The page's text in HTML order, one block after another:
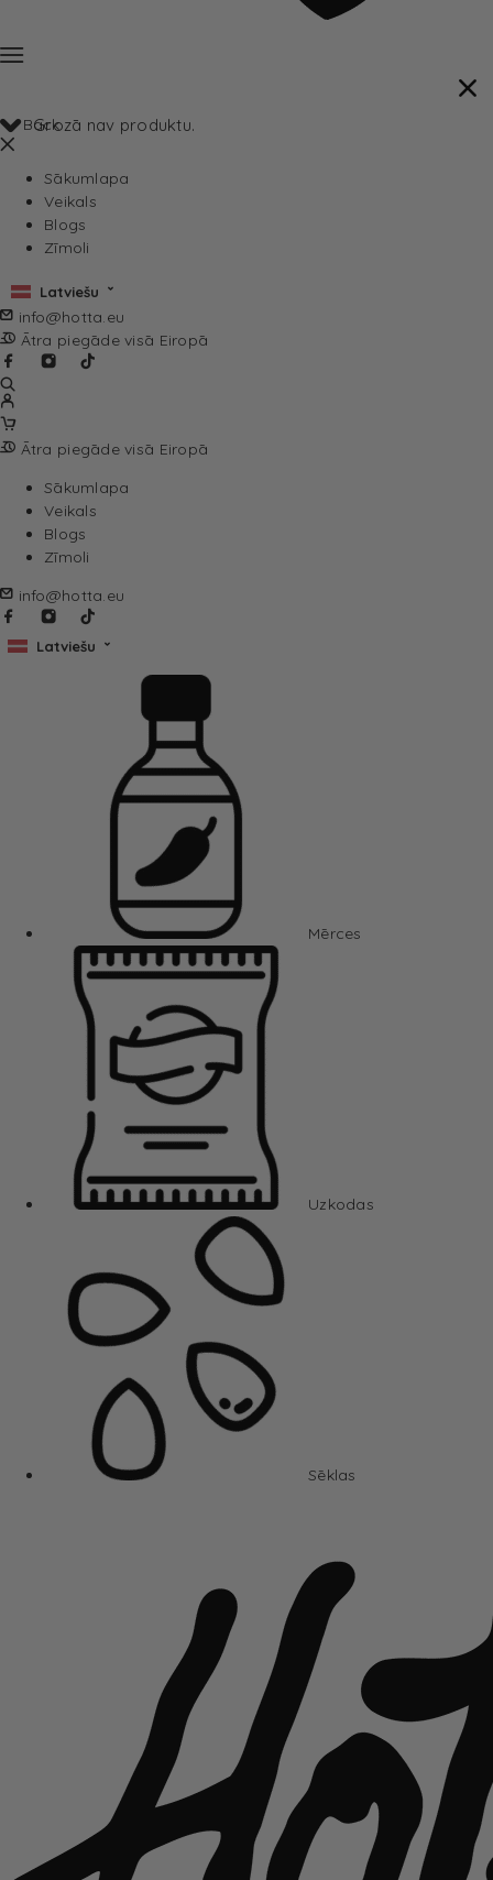
Grozā nav produktu.
Back
Sākumlapa
Veikals
Blogs
Zīmoli
Latviešu
info@hotta.eu
Ātra piegāde visā Eiropā
Ātra piegāde visā Eiropā
Sākumlapa
Veikals
Blogs
Zīmoli
info@hotta.eu
Latviešu
Mērces
Uzkodas
Sēklas